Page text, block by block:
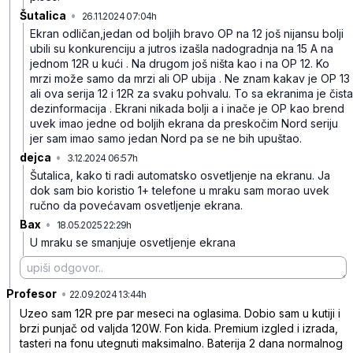
Šutalica • 26.11.2024 07:04h
Ekran odličan,jedan od boljih bravo OP na 12 još nijansu bolji
ubili su konkurenciju a jutros izašla nadogradnja na 15 A na
jednom 12R u kući . Na drugom još ništa kao i na OP 12. Ko
mrzi može samo da mrzi ali OP ubija . Ne znam kakav je OP 13
ali ova serija 12 i 12R za svaku pohvalu. To sa ekranima je čista
dezinformacija . Ekrani nikada bolji a i inače je OP kao brend
uvek imao jedne od boljih ekrana da preskočim Nord seriju
jer sam imao samo jedan Nord pa se ne bih upuštao.
dejca • 3.12.2024 06:57h
Šutalica, kako ti radi automatsko osvetljenje na ekranu. Ja
dok sam bio koristio 1+ telefone u mraku sam morao uvek
ručno da povećavam osvetljenje ekrana.
Bax • 18.05.2025 22:29h
U mraku se smanjuje osvetljenje ekrana
Profesor • 22.09.2024 13:44h
Uzeo sam 12R pre par meseci na oglasima. Dobio sam u kutiji i
brzi punjač od valjda 120W. Fon kida. Premium izgled i izrada,
tasteri na fonu utegnuti maksimalno. Baterija 2 dana normalnog